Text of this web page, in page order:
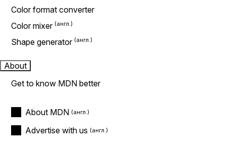
Color format converter
Color mixer
Shape generator
About
Get to know MDN better
About MDN
Advertise with us